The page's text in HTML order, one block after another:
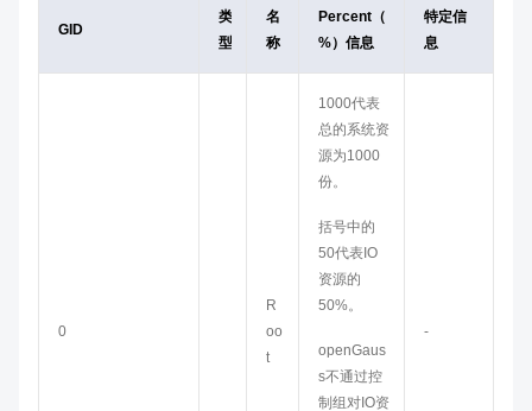
GID
类
型
名
称
Percent（
%）信息
特定信
息
0
R
oo
t
1000代表
总的系统资
源为1000
份。
括号中的
50代表IO
资源的
50%。
openGaus
s不通过控
制组对IO资
-